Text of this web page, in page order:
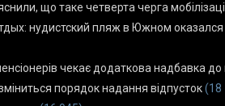
що таке четверта черга
нудистский пляж в Южном
чекає додаткова надбавка до
зміниться порядок надання відпусток (18